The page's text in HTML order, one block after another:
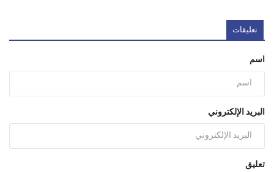
تعليقات
اسم
البريد الإلكتروني
تعليق